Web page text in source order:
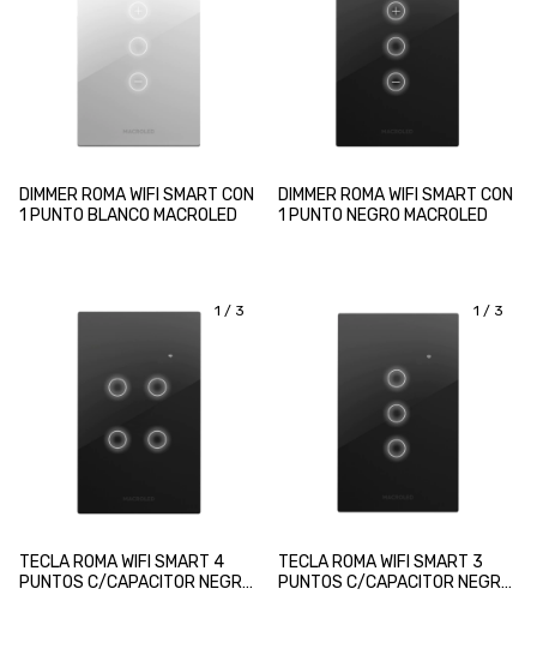
DIMMER ROMA WIFI SMART CON
1 PUNTO BLANCO MACROLED
DIMMER ROMA WIFI SMART CON
1 PUNTO NEGRO MACROLED
1 / 3
TECLA ROMA WIFI SMART 4
PUNTOS C/CAPACITOR NEGRO
1 / 3
TECLA ROMA WIFI SMART 3
PUNTOS C/CAPACITOR NEGRO